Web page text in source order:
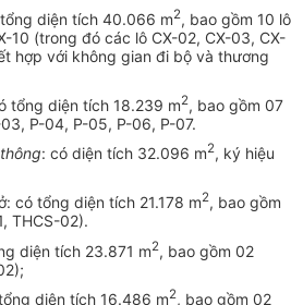
diện tích 40.066 m2, bao gồm 10 lô
10 (trong đó các lô CX-02, CX-03, CX-
hợp với không gian đi bộ và thương
tổng diện tích 18.239 m2, bao gồm 07
P-04, P-05, P-06, P-07.
: có diện tích 32.096 m2, ký hiệu
có tổng diện tích 21.178 m2, bao gồm
THCS-02).
diện tích 23.871 m2, bao gồm 02
diện tích 16.486 m2, bao gồm 02